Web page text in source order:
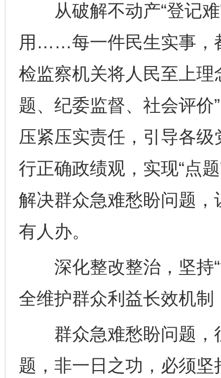
从破解不动产“登记难
用……每一件民生实事，
检监察机关将人民至上理
题、纪委监督、社会评价
压紧压实责任，引导各
行正确政绩观，实现“点
解决群众急难愁盼问题
有人办。
深化整改整治，坚持“
全维护群众利益长效机制
群众急难愁盼问题，
题，非一日之功，必须坚